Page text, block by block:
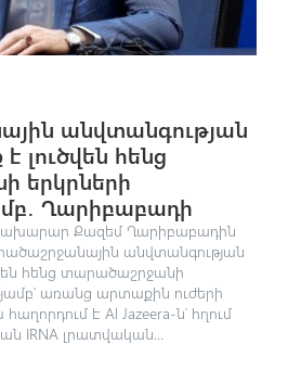
անվտանգության
լուծվեն հենց
երկրների
Ղարիբաբադի
Քազեմ Ղարիբաբադին
անվտանգության
հենց տարածաշրջանի
առանց արտաքին ուժերի
է Al Jazeera-ն՝ հղում
IRNA լրատվական...